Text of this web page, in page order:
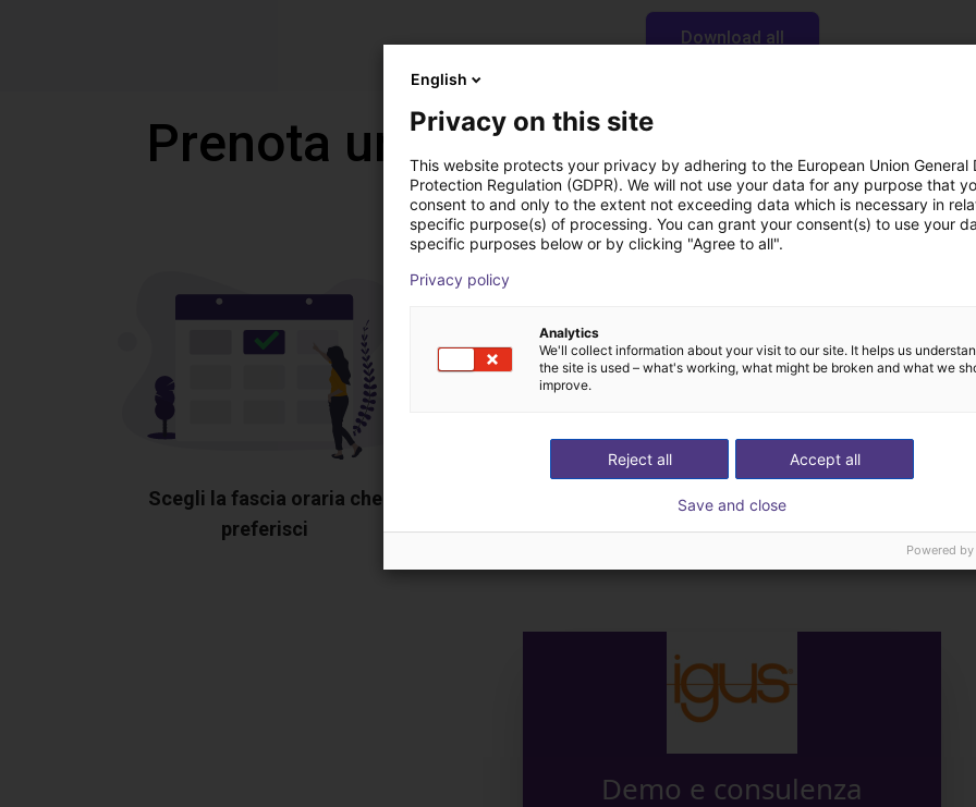
Download all
Prenota una videochiamata
esperto
Scegli la fascia oraria che
preferisci
Mostraci la tua applicazione
componenti insieme
English
Privacy on this site
This website protects your privacy by adhering to the European Union General
Protection Regulation (GDPR). We will not use your data for any purpose that
consent to and only to the extent not exceeding data which is necessary in
specific purpose(s) of processing. You can grant your consent(s) to use your
specific purposes below or by clicking "Agree to all".
Privacy policy
Analytics
We'll collect information about your visit to our site. It helps us
the site is used – what's working, what might be broken and what we
improve.
Accept all
Reject all
Save and close
Powered by